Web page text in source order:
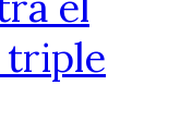
triple